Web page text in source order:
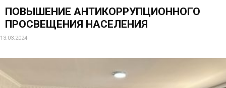
ПОВЫШЕНИЕ АНТИКОРРУПЦИОННОГО
ПРОСВЕЩЕНИЯ НАСЕЛЕНИЯ
13.03.2024